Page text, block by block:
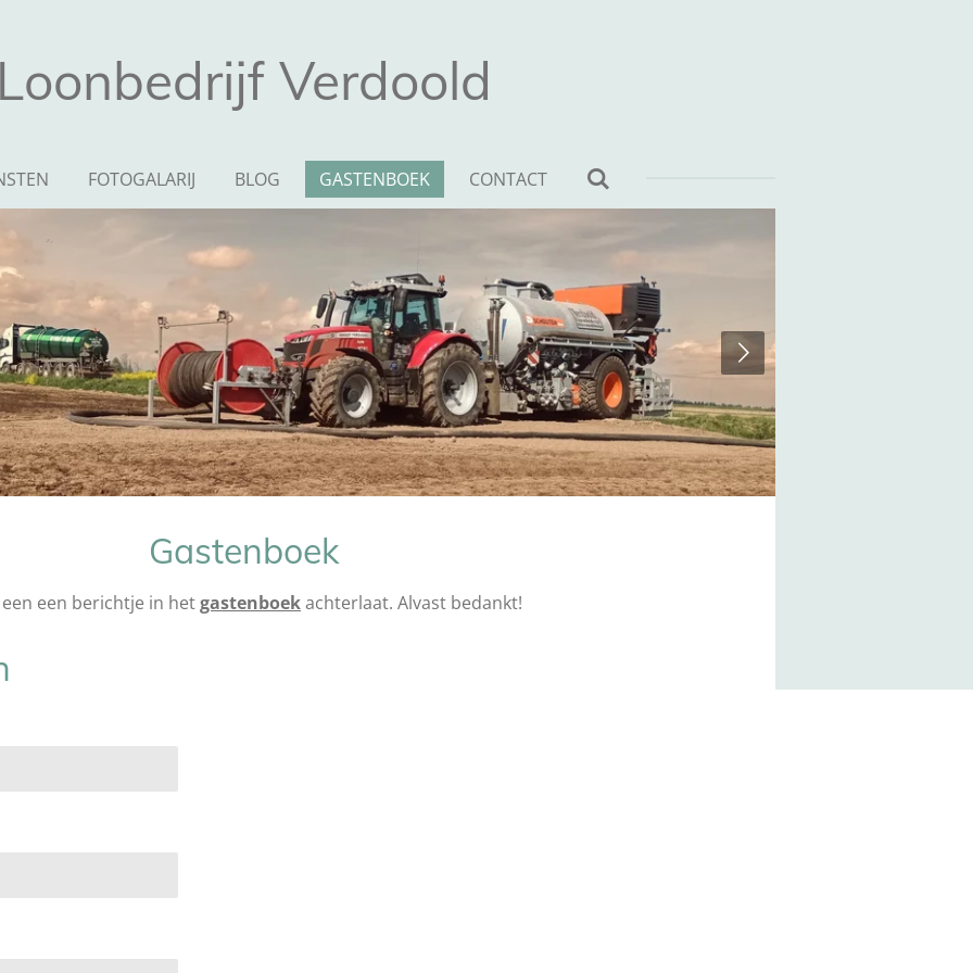
LoonbedrijfVerdoold
FOTOGALARIJ BLOG GASTENBOEK CONTACT
Gastenboek
een berichtje in hetgastenboekachterlaat. Alvast bedankt!